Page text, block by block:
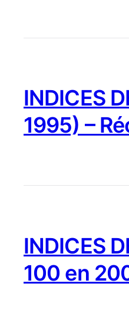
INDICES
1995) –
INDICES
100 en